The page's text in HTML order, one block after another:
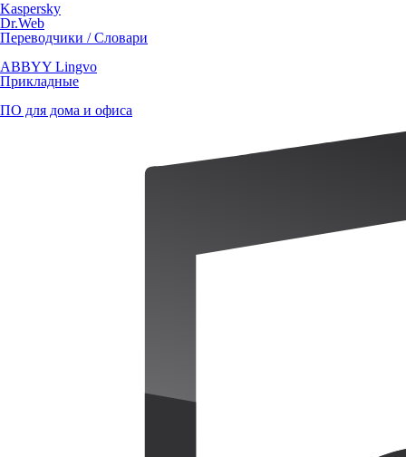
Kaspersky
Dr.Web
Переводчики / Словари
ABBYY Lingvo
Прикладные
ПО для дома и офиса